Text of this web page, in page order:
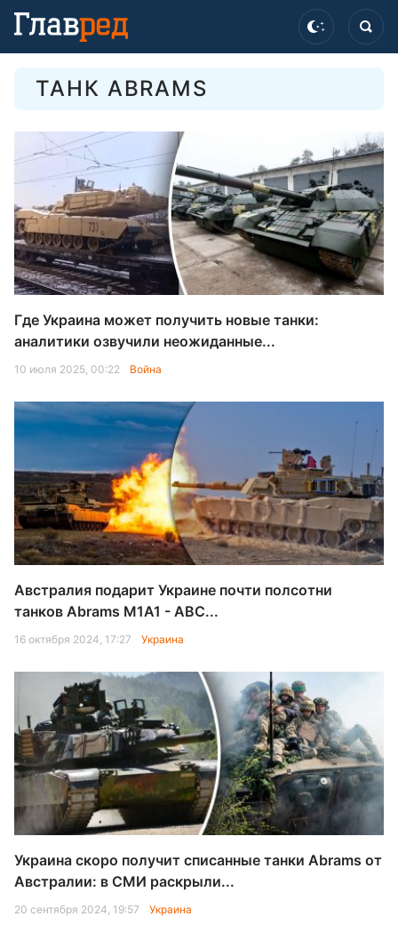
ТАНК ABRAMS
Где Украина может получить новые танки:
аналитики озвучили неожиданные...
10 июля 2025, 00:22 Война
Австралия подарит Украине почти полсотни
танков Abrams M1A1 - ABC...
16 октября 2024, 17:27 Украина
Украина скоро получит списанные танки Abrams от
Австралии: в СМИ раскрыли...
20 сентября 2024, 19:57 Украина